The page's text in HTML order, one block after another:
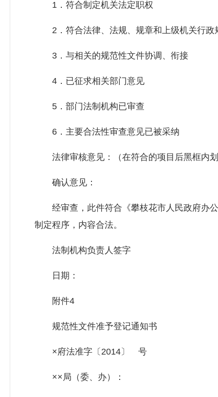
1．符合制定机关法定职权
2．符合法律、法规、规章和上级机关行政
3．与相关的规范性文件协调、衔接
4．已征求相关部门意见
5．部门法制机构已审查
6．主要合法性审查意见已被采纳
法律审核意见：（在符合的项目后黑框内
确认意见：
经审查，此件符合《攀枝花市人民政府办公
制定程序，内容合法。
法制机构负责人签字
日期：
附件4
规范性文件准予登记通知书
×府法准字〔2014〕 号
××局（委、办）：